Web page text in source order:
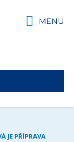
MENU
JE PŘÍPRAVA